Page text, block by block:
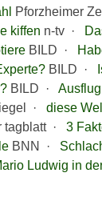
Pforzheimer
kiffen n-tv ·
BILD ·
BILD ·
BILD ·
·
diese
· 3
BNN ·
Ludwig in